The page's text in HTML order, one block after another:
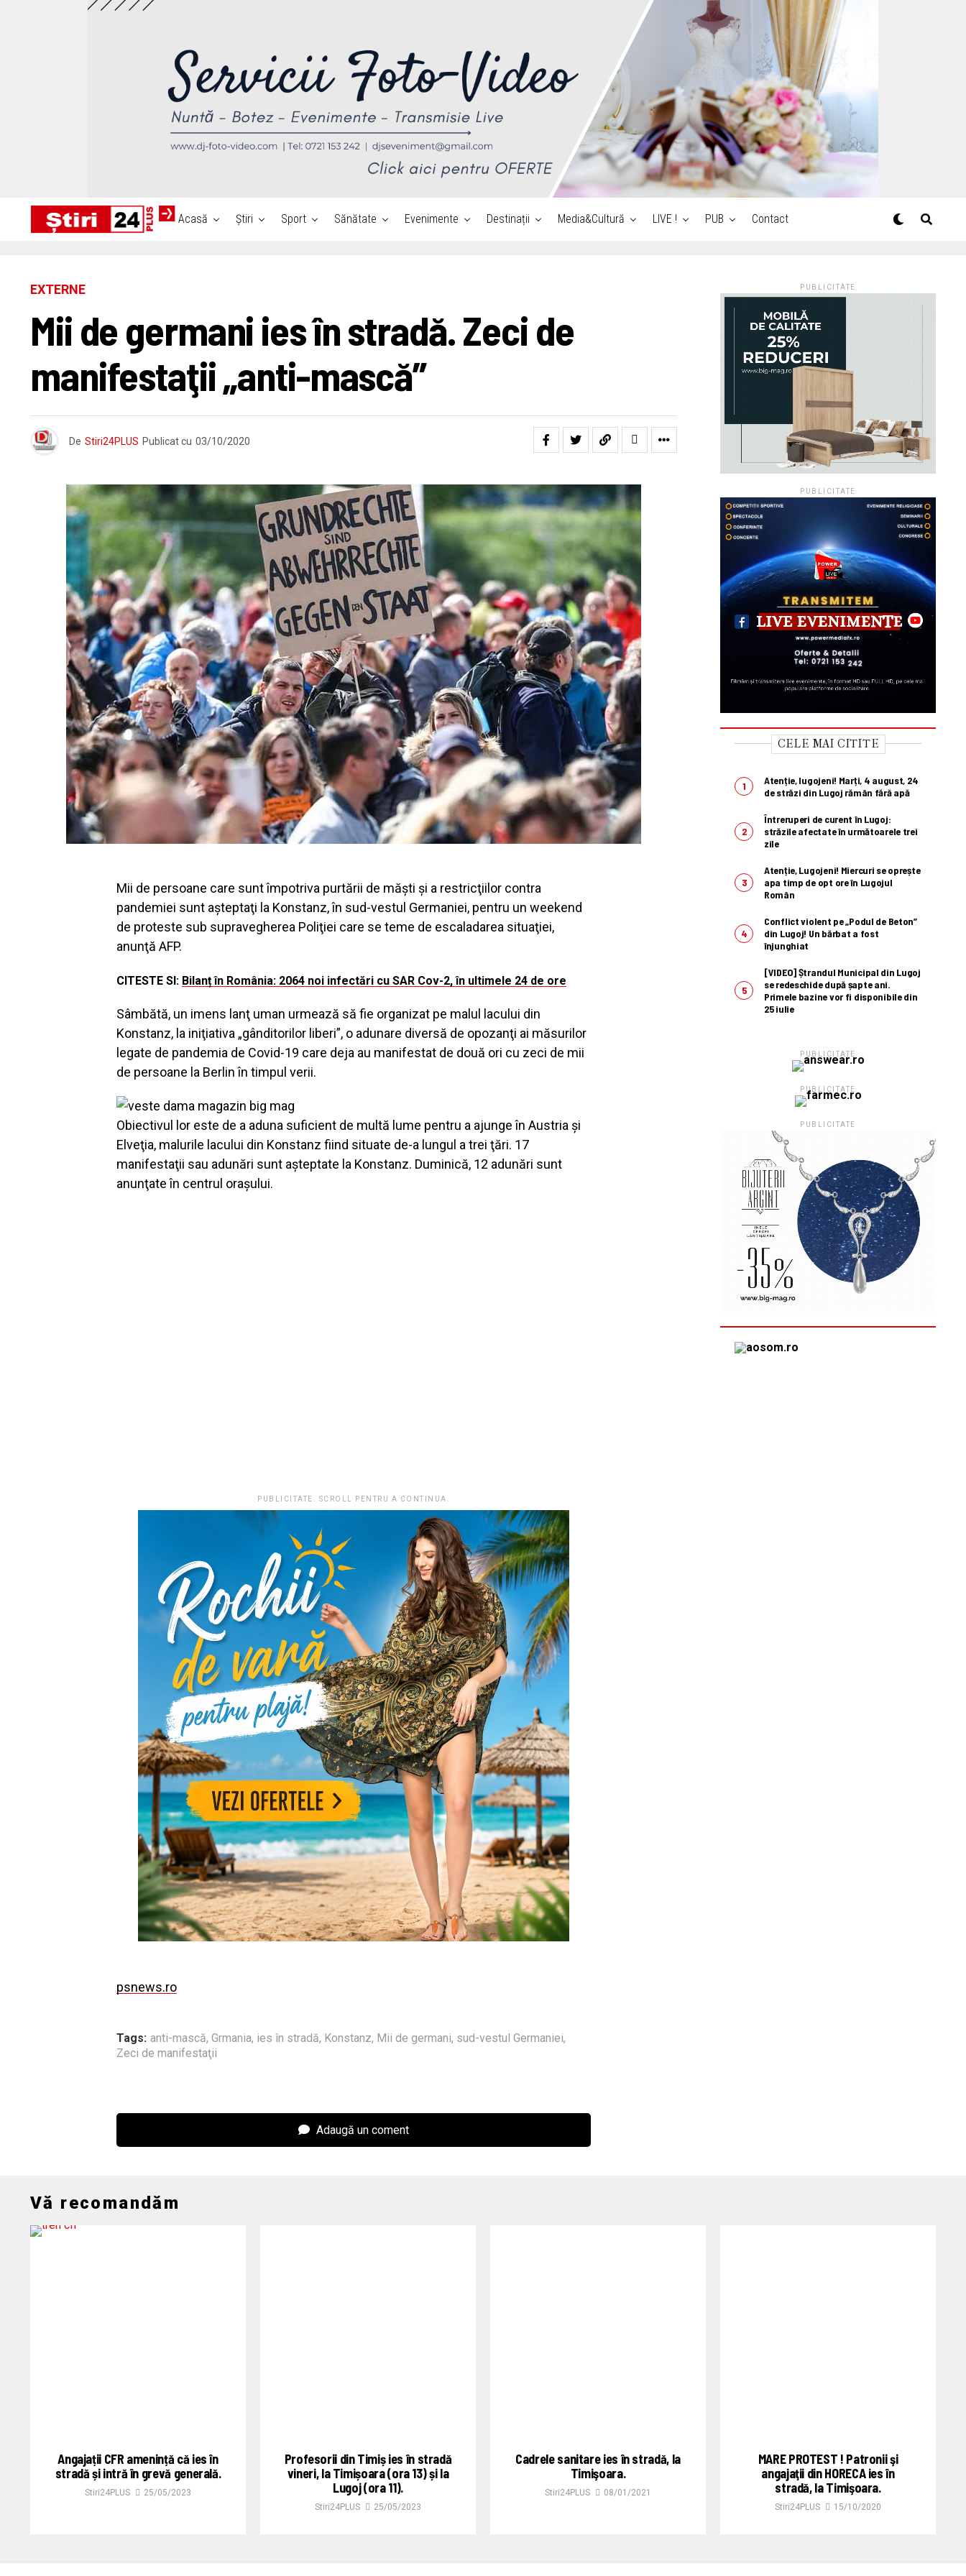
Acasă Știri Sport Sănătate Evenimente Destinații Media&Cultură LIVE ! PUB Contact
EXTERNE
Mii de germani ies în stradă. Zeci de
manifestaţii „anti-mască”
De Stiri24PLUS Publicat cu 03/10/2020
Mii de persoane care sunt împotriva purtării de măşti şi a restricţiilor contra
pandemiei sunt aşteptaţi la Konstanz, în sud-vestul Germaniei, pentru un weekend
de proteste sub supravegherea Poliţiei care se teme de escaladarea situaţiei,
anunţă AFP.
CITESTE SI: Bilanț în România: 2064 noi infectări cu SAR Cov-2, în ultimele 24 de ore
Sâmbătă, un imens lanţ uman urmează să fie organizat pe malul lacului din
Konstanz, la iniţiativa „gânditorilor liberi”, o adunare diversă de opozanţi ai măsurilor
legate de pandemia de Covid-19 care deja au manifestat de două ori cu zeci de mii
de persoane la Berlin în timpul verii.
Obiectivul lor este de a aduna suficient de multă lume pentru a ajunge în Austria şi
Elveţia, malurile lacului din Konstanz fiind situate de-a lungul a trei ţări. 17
manifestaţii sau adunări sunt aşteptate la Konstanz. Duminică, 12 adunări sunt
anunţate în centrul oraşului.
PUBLICITATE. SCROLL PENTRU A CONTINUA.
psnews.ro
Tags: anti-mască, Grmania, ies în stradă, Konstanz, Mii de germani, sud-vestul Germaniei,
Zeci de manifestaţii
Adaugă un coment
PUBLICITATE
PUBLICITATE
CELE MAI CITITE
Atenție, lugojeni! Marți, 4 august, 24
de străzi din Lugoj rămân fără apă
Întreruperi de curent în Lugoj:
străzile afectate în următoarele trei
zile
Atenție, Lugojeni! Miercuri se oprește
apa timp de opt ore în Lugojul
Român
Conflict violent pe „Podul de Beton”
din Lugoj! Un bărbat a fost
înjunghiat
[VIDEO] Ștrandul Municipal din Lugoj
se redeschide după șapte ani.
Primele bazine vor fi disponibile din
25 iulie
PUBLICITATE
PUBLICITATE
PUBLICITATE
Vă recomandăm
Angajații CFR amenință că ies în
stradă și intră în grevă generală.
Stiri24PLUS 25/05/2023
Profesorii din Timiș ies în stradă
vineri, la Timișoara (ora 13) și la
Lugoj (ora 11).
Stiri24PLUS 25/05/2023
Cadrele sanitare ies în stradă, la
Timişoara.
Stiri24PLUS 08/01/2021
MARE PROTEST ! Patronii şi
angajaţii din HORECA ies în
stradă, la Timişoara.
Stiri24PLUS 15/10/2020